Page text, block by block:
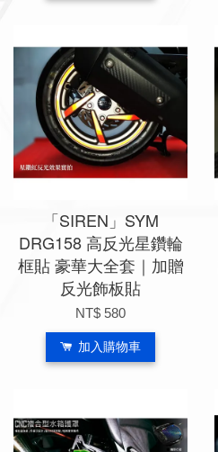
「SIREN」SYM
DRG158 高反光星鑽輪
框貼 豪華大全套｜加贈
反光飾板貼
NT$ 580
加入購物車